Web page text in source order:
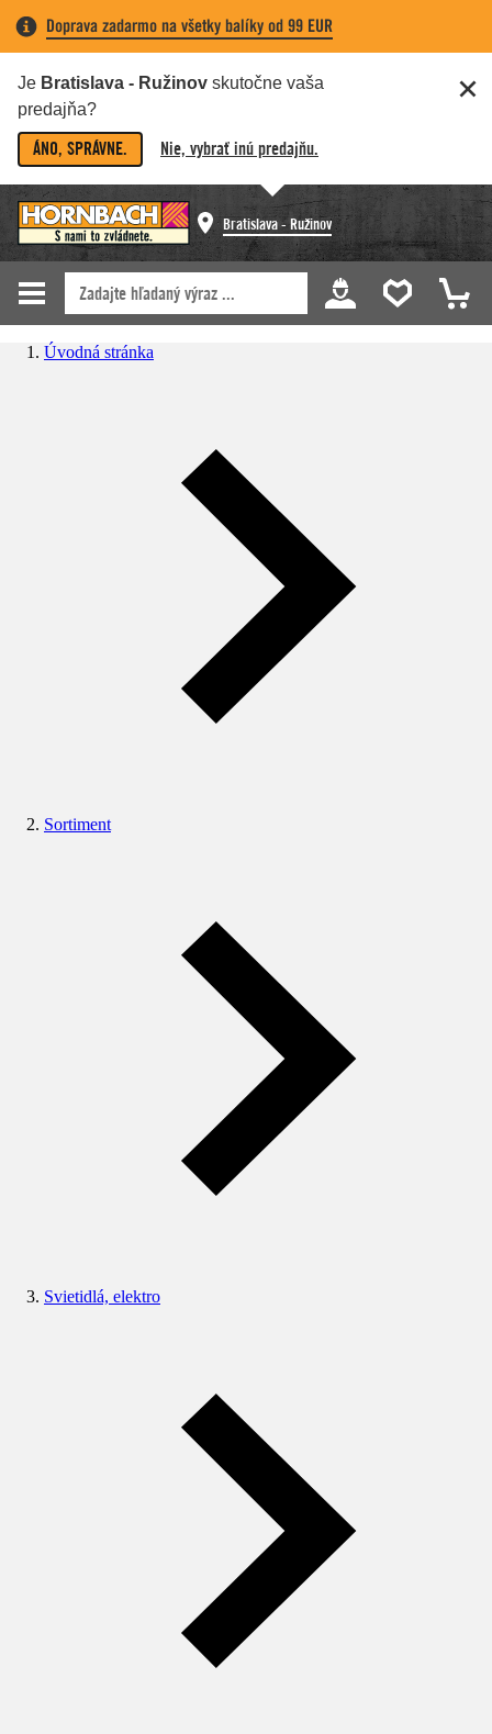
Doprava zadarmo na všetky balíky od 99 EUR
Je Bratislava - Ružinov skutočne vaša
predajňa?
ÁNO, SPRÁVNE. Nie, vybrať inú predajňu.
Bratislava - Ružinov
Úvodná stránka
Sortiment
Svietidlá, elektro